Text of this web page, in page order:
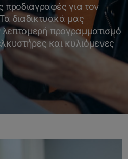
προδιαγραφές για τον
διαδικτυακά μας
προγραμματισμό
και κυλιόμενες